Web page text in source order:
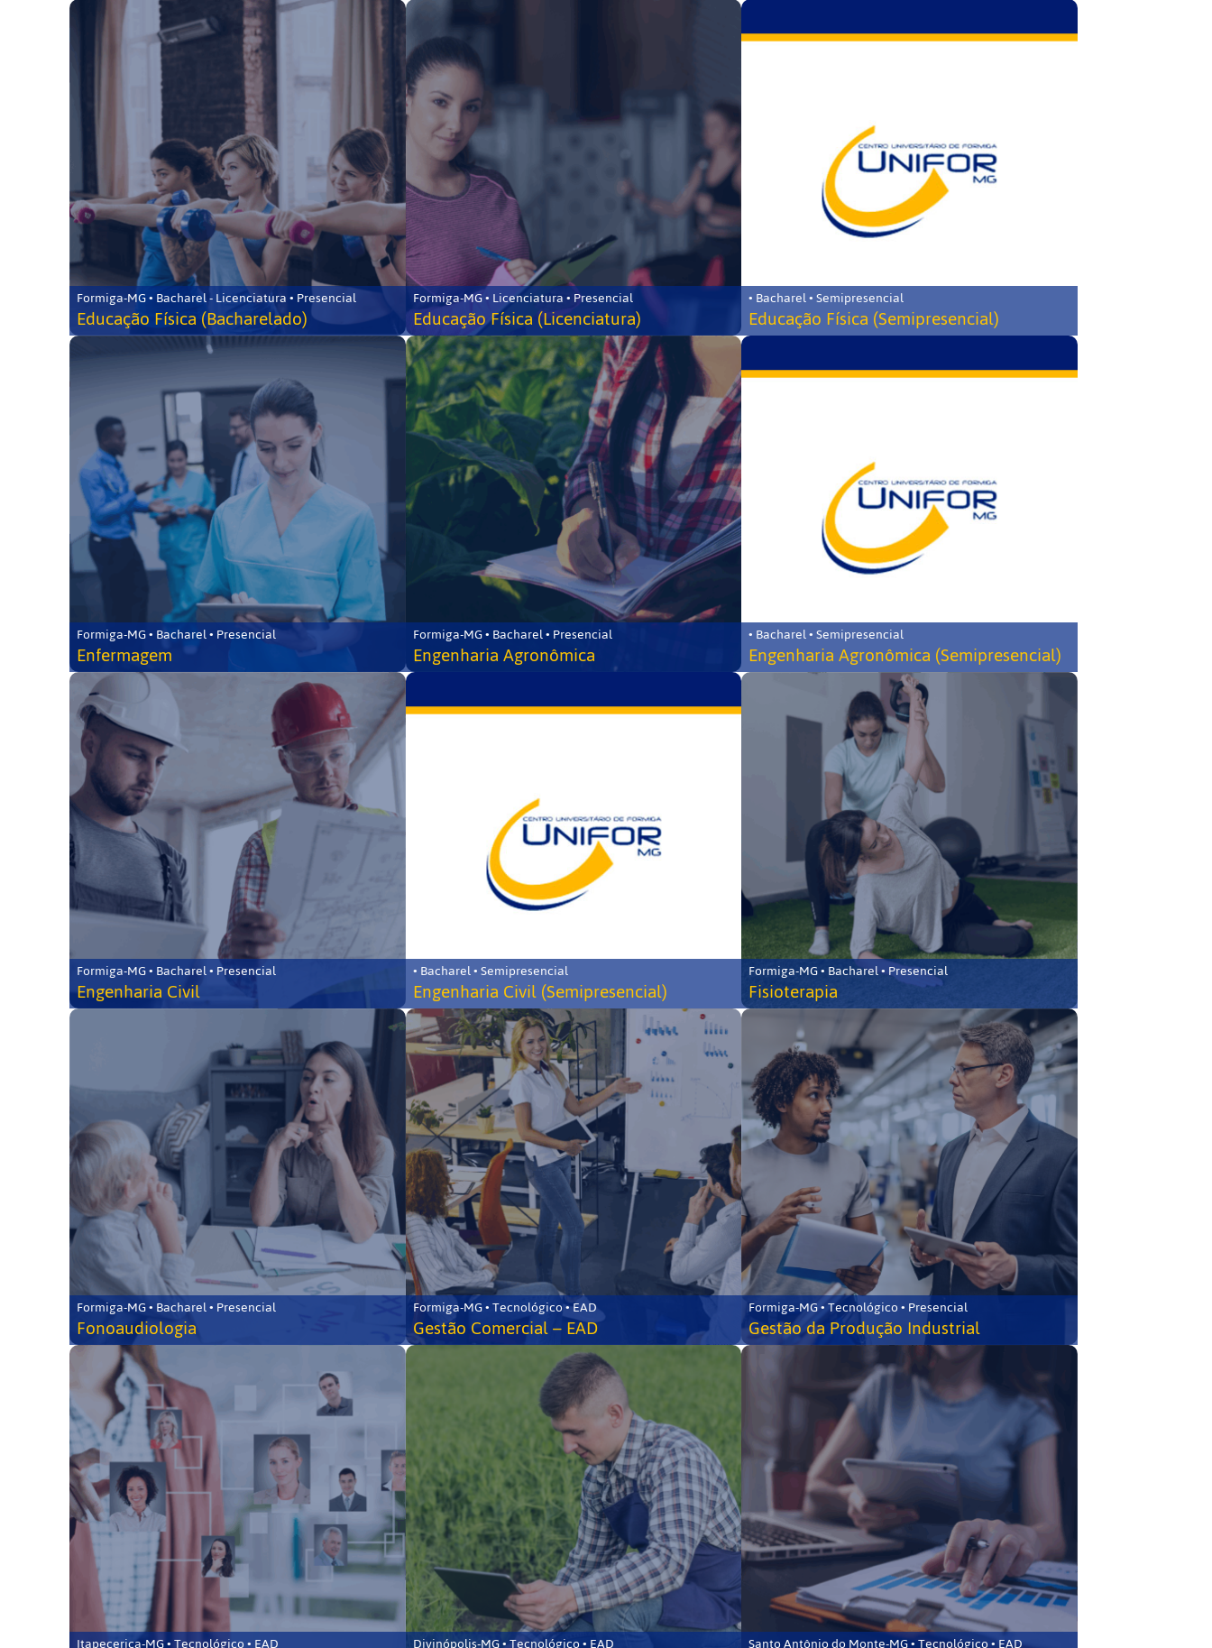
Formiga-MG • Bacharel - Licenciatura • Presencial
Educação Física (Bacharelado)
Formiga-MG • Licenciatura • Presencial
Educação Física (Licenciatura)
• Bacharel • Semipresencial
Educação Física (Semipresencial)
Formiga-MG • Bacharel • Presencial
Enfermagem
Formiga-MG • Bacharel • Presencial
Engenharia Agronômica
• Bacharel • Semipresencial
Engenharia Agronômica (Semipresencial)
Formiga-MG • Bacharel • Presencial
Engenharia Civil
• Bacharel • Semipresencial
Engenharia Civil (Semipresencial)
Formiga-MG • Bacharel • Presencial
Fisioterapia
Formiga-MG • Bacharel • Presencial
Fonoaudiologia
Formiga-MG • Tecnológico • EAD
Gestão Comercial – EAD
Formiga-MG • Tecnológico • Presencial
Gestão da Produção Industrial